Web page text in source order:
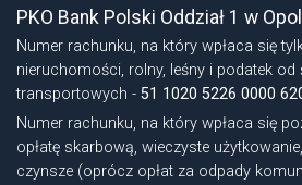
PKO Bank Polski Oddział 1 w
Numer rachunku, na który wpłaca się
nieruchomości, rolny, leśny i podatek od
transportowych - 51 1020 5226 0000
Numer rachunku, na który wpłaca się
opłatę skarbową, wieczyste
czynsze (oprócz opłat za odpady